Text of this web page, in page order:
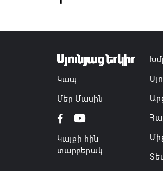
Կապ
Մեր Մասին
Կայքի հին
տարբերակ